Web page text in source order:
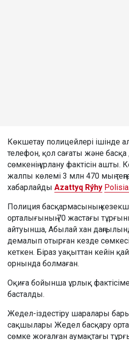
Көкшетау полицейлері ішінде
телефон, қол сағаты және
сөмкенің ұрлану фактісін ашты.
жалпы көлемі 3 млн 470 мың
хабарлайды Azattyq Rýhy
Полиция басқармасының
орталығының 70 жастағы
айтуынша, Абылай хан
демалып отырған кезде
кеткен. Біраз уақыттан кейін
орнында болмаған.
Оқиға бойынша ұрлық
басталды.
Жедел-іздестіру шаралары
сақшылары Жедел басқару
сөмке жоғалған аумақтағы